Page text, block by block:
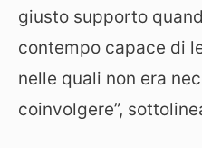
giusto supporto
contempo capace di
nelle quali non era
coinvolgere”,